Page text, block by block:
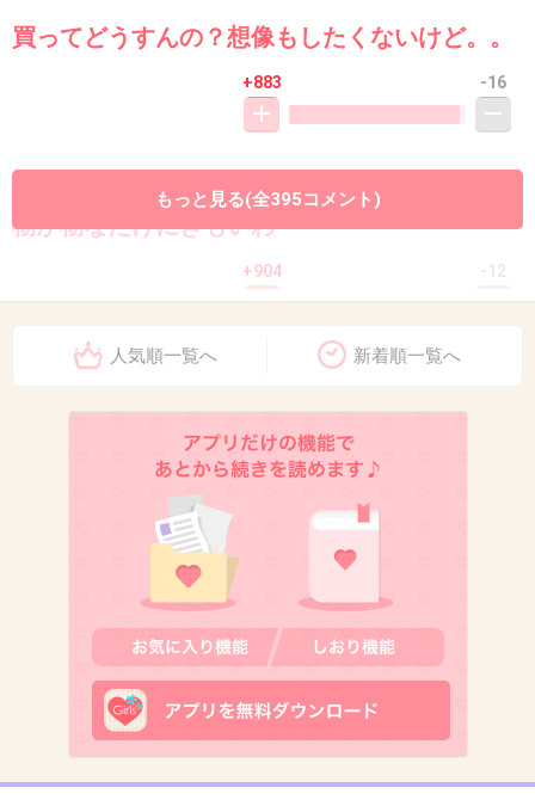
買ってどうすんの？想像もしたくないけど。。
+883 -16
物が物なだけにきもいわ
+904
2013/10/10(木) 23:41:52
失礼。
気持ちが悪い！
2013/10/10(木) 23:41:53
限りなく気持ち悪いけど誰にも迷惑かけてない
からいいじゃん
もっと見る(全395コメント)
人気順一覧へ 新着順一覧へ